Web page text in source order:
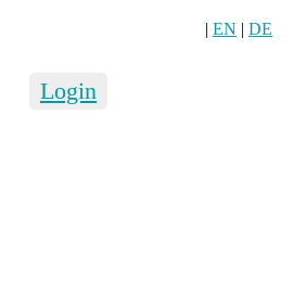
| EN | DE
Login